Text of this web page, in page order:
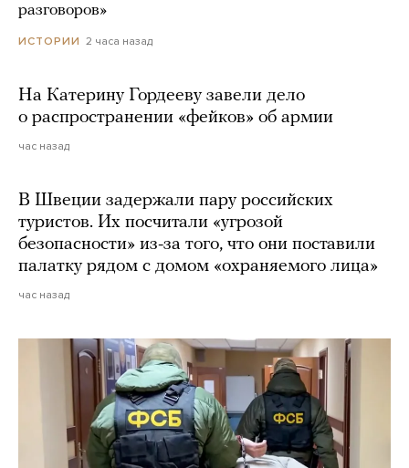
разговоров»
ИСТОРИИ 2 часа назад
На Катерину Гордееву завели дело
о распространении «фейков» об армии
час назад
В Швеции задержали пару российских
туристов. Их посчитали «угрозой
безопасности» из-за того, что они поставили
палатку рядом с домом «охраняемого лица»
час назад